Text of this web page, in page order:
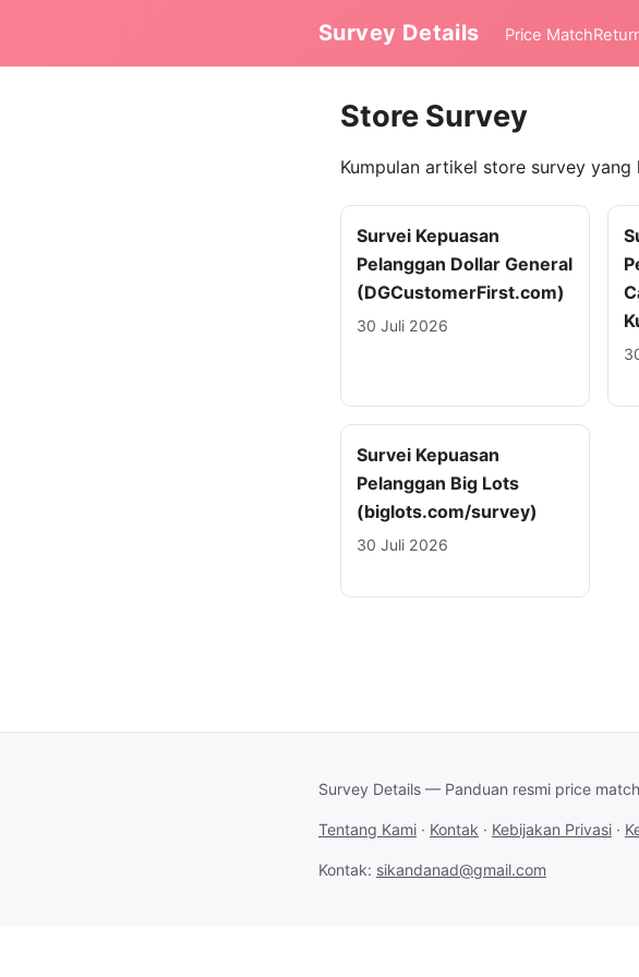
Survey Details Price Match
Store Survey
Kumpulan artikel store survey
Survei Kepuasan
Pelanggan Dollar General
(DGCustomerFirst.com)
30 Juli 2026
Survei Kepuasan
Pelanggan Big Lots
(biglots.com/survey)
30 Juli 2026
Survey Details — Panduan resmi price
Tentang Kami · Kontak · Kebijakan Privasi ·
Kontak: sikandanad@gmail.com